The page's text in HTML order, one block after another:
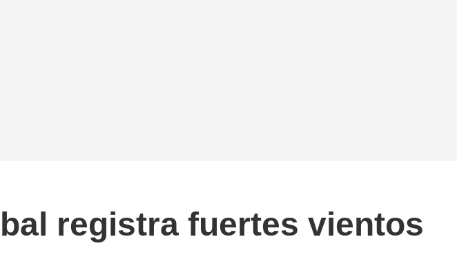
registra fuertes vientos